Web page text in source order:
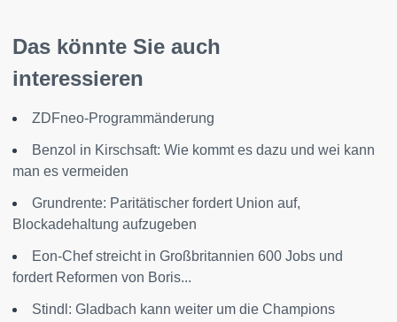
Das könnte Sie auch
interessieren
ZDFneo-Programmänderung
Benzol in Kirschsaft: Wie kommt es dazu und wei kann
man es vermeiden
Grundrente: Paritätischer fordert Union auf,
Blockadehaltung aufzugeben
Eon-Chef streicht in Großbritannien 600 Jobs und
fordert Reformen von Boris...
Stindl: Gladbach kann weiter um die Champions